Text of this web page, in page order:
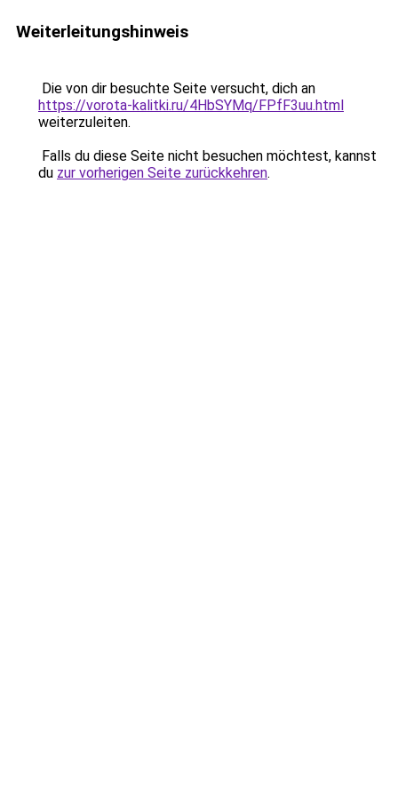
Weiterleitungshinweis
Die von dir besuchte Seite versucht, dich an
https://vorota-kalitki.ru/4HbSYMq/FPfF3uu.html
weiterzuleiten.
Falls du diese Seite nicht besuchen möchtest, kannst
du zur vorherigen Seite zurückkehren.